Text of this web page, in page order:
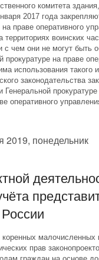
комитета
2017 года
праве оперативного
воинских
с чем они не могут быть
на праве
использования такого
законодательства
Генеральной
оперативного
2019, понедельник
прав